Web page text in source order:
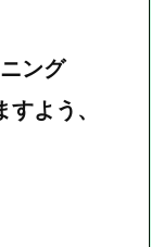
ング
よう、